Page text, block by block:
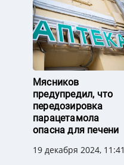
Мясников
предупредил, что
передозировка
парацетамола
опасна для печени
19 декабря 2024, 11:41